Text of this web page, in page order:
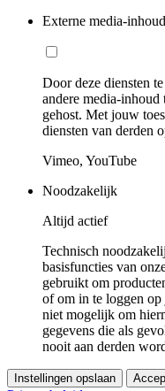
Externe media-inhoud
Door deze diensten
andere media-
gehost. Met jouw
diensten van derden
Vimeo, YouTube
Noodzakelijk
Altijd actief
Technisch
basisfuncties van
gebruikt om
of om in te loggen
niet mogelijk om
gegevens die als
nooit aan derden
Instellingen opslaan